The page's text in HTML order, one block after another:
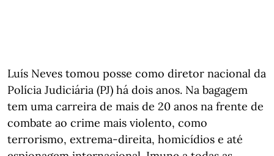
Luís Neves tomou posse como diretor nacional da
Polícia Judiciária (PJ) há dois anos. Na bagagem
tem uma carreira de mais de 20 anos na frente de
combate ao crime mais violento, como
terrorismo, extrema-direita, homicídios e até